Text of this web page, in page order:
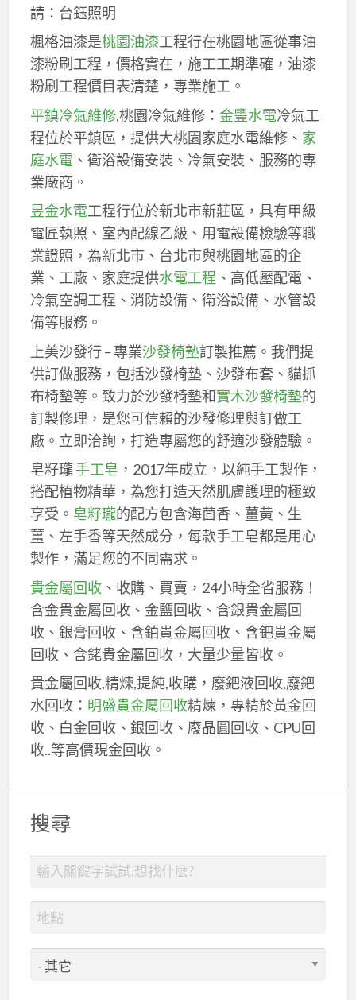
請：台鈺照明
楓格油漆是桃園油漆工程行在桃園地區從事油
漆粉刷工程，價格實在，施工工期準確，油漆
粉刷工程價目表清楚，專業施工。
平鎮冷氣維修,桃園冷氣維修： 金豐水電冷氣工
程位於平鎮區，提供大桃園家庭水電維修、 家
庭水電、衛浴設備安裝、冷氣安裝、服務的專
業廠商。
昱金水電工程行位於新北市新莊區，具有甲級
電匠執照、室內配線乙級、用電設備檢驗等職
業證照，為新北市、台北市與桃園地區的企
業、工廠、家庭提供水電工程 、高低壓配電、
冷氣空調工程、消防設備、衛浴設備、水管設
備等服務。
上美沙發行 – 專業沙發椅墊訂製推薦。我們提
供訂做服務，包括沙發椅墊、沙發布套、貓抓
布椅墊等。致力於沙發椅墊和實木沙發椅墊的
訂製修理，是您可信賴的沙發修理與訂做工
廠。立即洽詢，打造專屬您的舒適沙發體驗。
皂籽瓏手工皂 ，2017年成立，以純手工製作，
搭配植物精華，為您打造天然肌膚護理的極致
享受。 皂籽瓏的配方包含海茴香、薑黃、生
薑、左手香等天然成分，每款手工皂都是用心
製作，滿足您的不同需求。
貴金屬回收、收購、買賣，24小時全省服務！
含金貴金屬回收、金鹽回收、含銀貴金屬回
收、銀膏回收、含鉑貴金屬回收、含鈀貴金屬
回收、含銠貴金屬回收，大量少量皆收。
貴金屬回收,精煉,提純,收購，廢鈀液回收,廢鈀
水回收： 明盛貴金屬回收精煉，專精於黃金回
收、白金回收、銀回收、廢晶圓回收、CPU回
收..等高價現金回收。
搜尋